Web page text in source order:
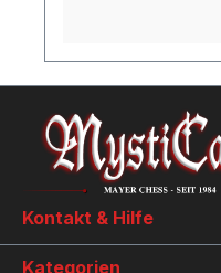
Kontakt & Hilfe
Kategorien